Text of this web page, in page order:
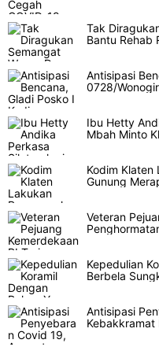
Tak
Bantu Rehab
Antisipasi
0728/
Ibu Hetty
Mbah Minto
Kodim Klaten
Gunung
Veteran
Kepedulian
Berbela
Antisipasi
Kebakkramat